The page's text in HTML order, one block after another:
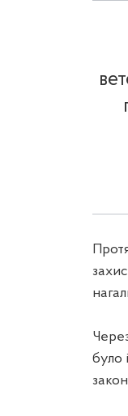
було